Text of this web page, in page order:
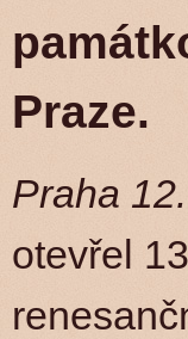
Praze.
Praha
otevřel